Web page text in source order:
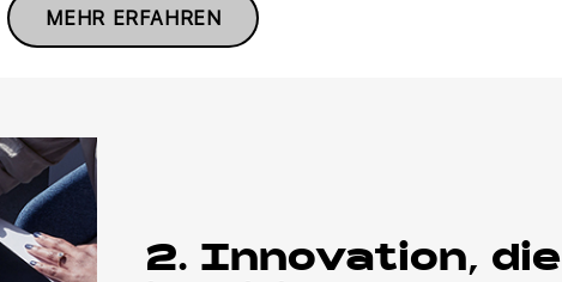
MEHR ERFAHREN
2. Innovation, die